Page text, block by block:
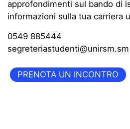
approfondimenti sul bando di
informazioni sulla tua carriera
0549 885444
segreteriastudenti@unirsm.sm
PRENOTA UN INCONTRO